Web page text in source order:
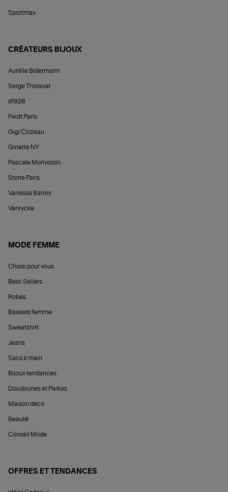
Sportmax
CRÉATEURS BIJOUX
Aurélie Bidermann
Serge Thoraval
d1928
Feidt Paris
Gigi Clozeau
Ginette NY
Pascale Monvoisin
Stone Paris
Vanessa Baroni
Vanrycke
MODE FEMME
Choisi pour vous
Best-Sellers
Robes
Baskets femme
Sweatshirt
Jeans
Sacs à main
Bijoux tendances
Doudounes et Parkas
Maison déco
Beauté
Conseil Mode
OFFRES ET TENDANCES